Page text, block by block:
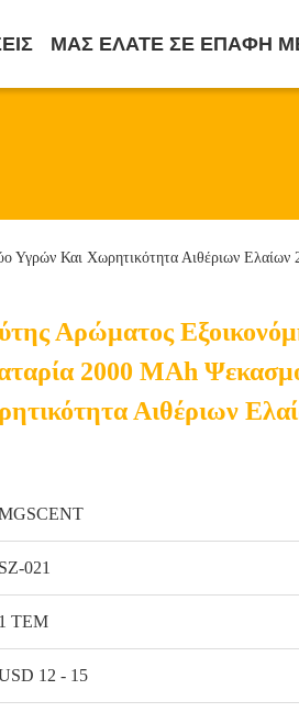
ΜΑΣ ΕΛΆΤΕ ΣΕ ΕΠΑΦΉ
Και Χωρητικότητα Αιθέριων Ελαίων
Αρώματος
2000 MAh
Αιθέριων
SZ-021
1 ΤΕΜ
12 - 15